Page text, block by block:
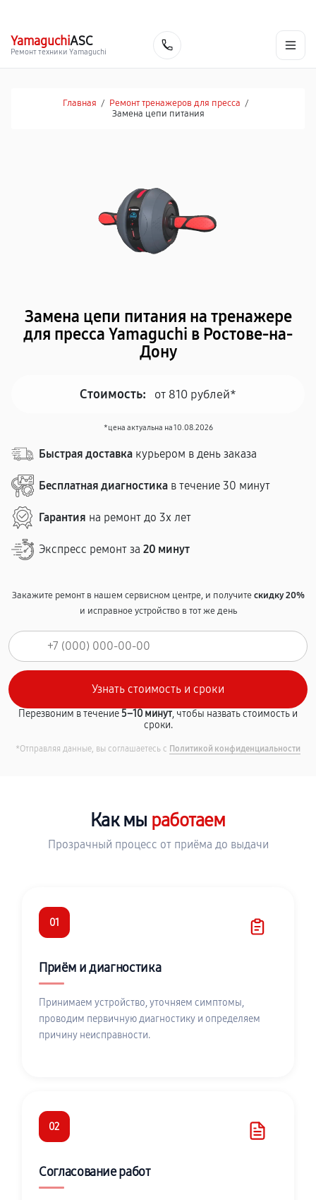
YamaguchiASC
Ремонт техники Yamaguchi
Главная / Ремонт тренажеров для пресса /
Замена цепи питания
Замена цепи питания на тренажере
для пресса Yamaguchi в Ростове-на-
Дону
Стоимость: от 810 рублей*
*цена актуальна на 10.08.2026
Быстрая доставка курьером в день заказа
Бесплатная диагностика в течение 30 минут
Гарантия на ремонт до 3х лет
Экспресс ремонт за 20 минут
Закажите ремонт в нашем сервисном центре, и получитескидку 20%
и исправное устройство в тот же день
Перезвоним в течение5–10 минут, чтобы назвать стоимость и
сроки.
*Отправляя данные, вы соглашаетесь с Политикой конфиденциальности
Как мы работаем
Прозрачный процесс от приёма до выдачи
01
Приём и диагностика
Принимаем устройство, уточняем симптомы,
проводим первичную диагностику и определяем
причину неисправности.
02
Согласование работ